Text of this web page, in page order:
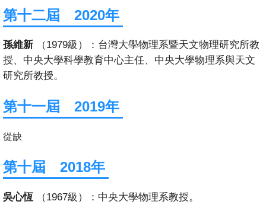
生
及
課
程
生
務
系
會
第十二屆 2020年
孫維新 （1979級）：台灣大學物理系暨天文物理研究所教
授、中央大學科學教育中心主任、中央大學物理系與天文
研究所教授。
第十一屆 2019年
從缺
第十屆 2018年
吳心恆 （1967級）：中央大學物理系教授。